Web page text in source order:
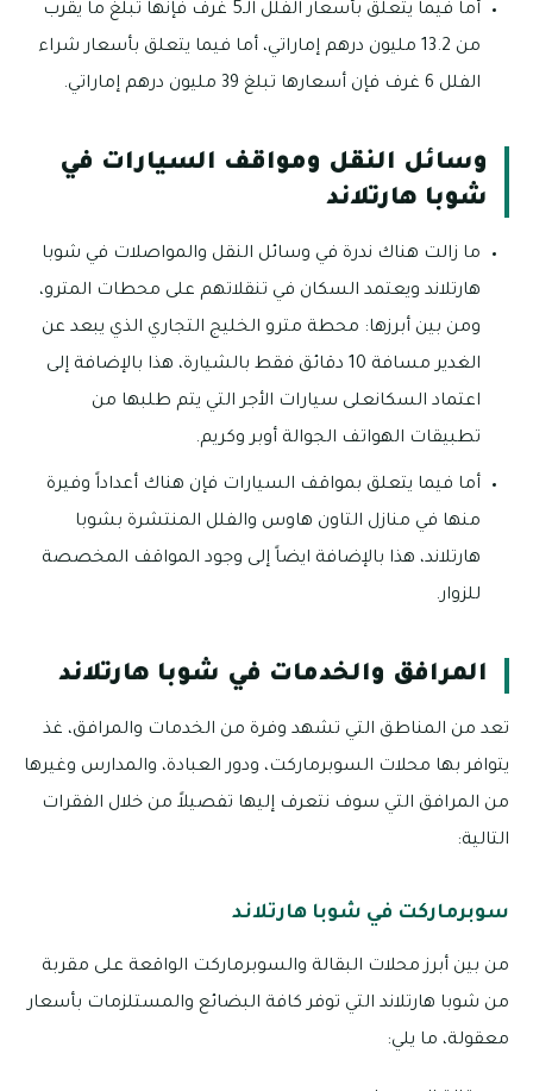
أما فيما يتعلق بأسعار الفلل الـ5 غرف فإنها تبلغ ما يقرب
من 13.2 مليون درهم إماراتي، أما فيما يتعلق بأسعار شراء
الفلل 6 غرف فإن أسعارها تبلغ 39 مليون درهم إماراتي.
وسائل النقل ومواقف السيارات في
شوبا هارتلاند
ما زالت هناك ندرة في وسائل النقل والمواصلات في شوبا
هارتلاند ويعتمد السكان في تنقلاتهم على محطات المترو،
ومن بين أبرزها: محطة مترو الخليج التجاري الذي يبعد عن
الغدير مسافة 10 دقائق فقط بالشيارة، هذا بالإضافة إلى
اعتماد السكانعلى سيارات الأجر التي يتم طلبها من
تطبيقات الهواتف الجوالة أوبر وكريم.
أما فيما يتعلق بمواقف السيارات فإن هناك أعداداً وفيرة
منها في منازل التاون هاوس والفلل المنتشرة بشوبا
هارتلاند، هذا بالإضافة ايضاً إلى وجود المواقف المخصصة
للزوار.
المرافق والخدمات في شوبا هارتلاند
تعد من المناطق التي تشهد وفرة من الخدمات والمرافق، غذ
يتوافر بها محلات السوبرماركت، ودور العبادة، والمدارس وغيرها
من المرافق التي سوف نتعرف إليها تفصيلاً من خلال الفقرات
التالية:
سوبرماركت في شوبا هارتلاند
من بين أبرز محلات البقالة والسوبرماركت الواقعة على مقربة
من شوبا هارتلاند التي توفر كافة البضائع والمستلزمات بأسعار
معقولة، ما يلي: